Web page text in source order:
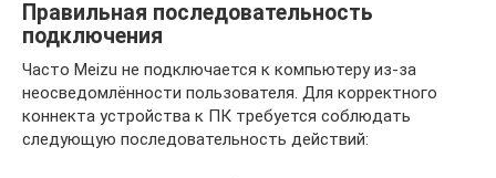
Правильная последовательность
подключения
Часто Meizu не подключается к компьютеру из-за
неосведомлённости пользователя. Для корректного
коннекта устройства к ПК требуется соблюдать
следующую последовательность действий: